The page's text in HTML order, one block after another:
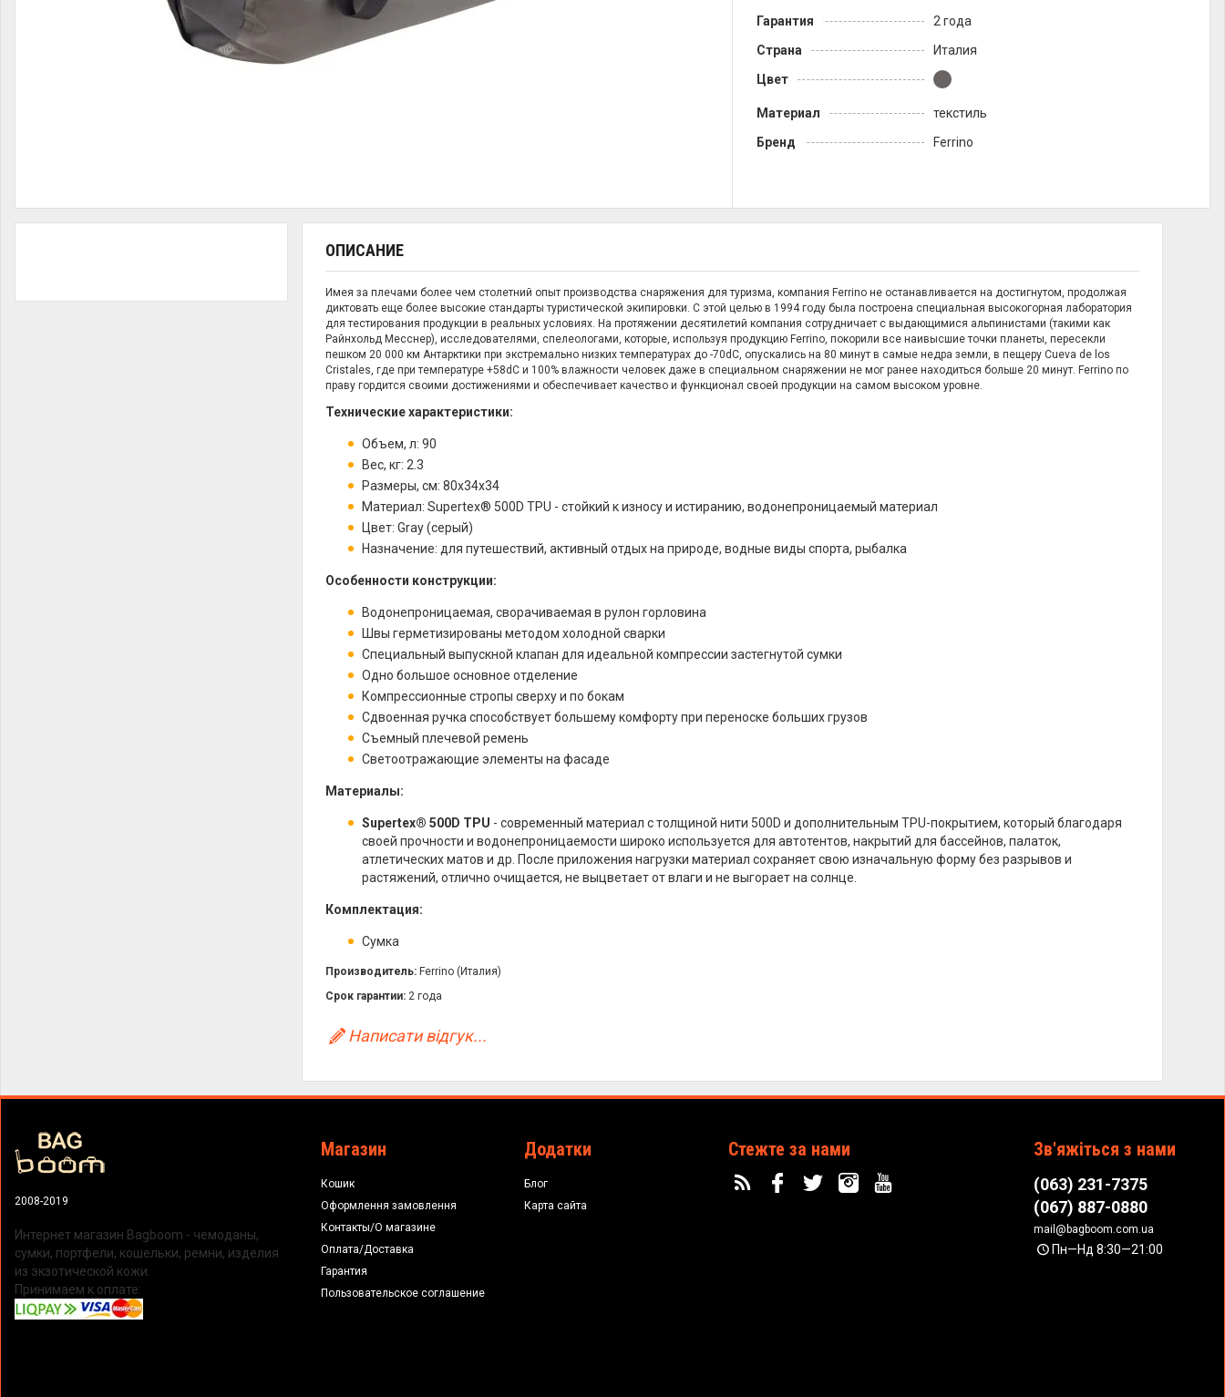
Гарантия
2 года
Страна
Италия
Цвет
Материал
текстиль
Бренд
Ferrino
ОПИСАНИЕ
Имея за плечами более чем столетний опыт производства снаряжения для туризма, компания Ferrino не останавливается на достигнутом, продолжая
диктовать еще более высокие стандарты туристической экипировки. С этой целью в 1994 году была построена специальная высокогорная лаборатория
для тестирования продукции в реальных условиях. На протяжении десятилетий компания сотрудничает с выдающимися альпинистами (такими как
Райнхольд Месснер), исследователями, спелеологами, которые, используя продукцию Ferrino, покорили все наивысшие точки планеты, пересекли
пешком 20 000 км Антарктики при экстремально низких температурах до -70dС, опускались на 80 минут в самые недра земли, в пещеру Cueva de los
Cristales, где при температуре +58dС и 100% влажности человек даже в специальном снаряжении не мог ранее находиться больше 20 минут. Ferrino по
праву гордится своими достижениями и обеспечивает качество и функционал своей продукции на самом высоком уровне.
Технические характеристики:
Объем, л: 90
Вес, кг: 2.3
Размеры, см: 80х34х34
Материал: Supertex® 500D TPU - стойкий к износу и истиранию, водонепроницаемый материал
Цвет: Gray (серый)
Назначение: для путешествий, активный отдых на природе, водные виды спорта, рыбалка
Особенности конструкции:
Водонепроницаемая, сворачиваемая в рулон горловина
Швы герметизированы методом холодной сварки
Специальный выпускной клапан для идеальной компрессии застегнутой сумки
Одно большое основное отделение
Компрессионные стропы сверху и по бокам
Сдвоенная ручка способствует большему комфорту при переноске больших грузов
Съемный плечевой ремень
Светоотражающие элементы на фасаде
Материалы:
Supertex® 500D TPU - современный материал с толщиной нити 500D и дополнительным TPU-покрытием, который благодаря
своей прочности и водонепроницаемости широко используется для автотентов, накрытий для бассейнов, палаток,
атлетических матов и др. После приложения нагрузки материал сохраняет свою изначальную форму без разрывов и
растяжений, отлично очищается, не выцветает от влаги и не выгорает на солнце.
Комплектация:
Сумка
Производитель: Ferrino (Италия)
Срок гарантии: 2 года
Написати відгук...
2008-2019
Интернет магазин Bagboom - чемоданы,
сумки, портфели, кошельки, ремни, изделия
из экзотической кожи.
Принимаем к оплате:
Магазин
Кошик
Оформлення замовлення
Контакты/О магазине
Оплата/Доставка
Гарантия
Пользовательское соглашение
Додатки
Блог
Карта сайта
Стежте за нами Зв'яжіться з нами
(063) 231-7375
(067) 887-0880
mail@bagboom.com.ua
Пн—Нд 8:30—21:00